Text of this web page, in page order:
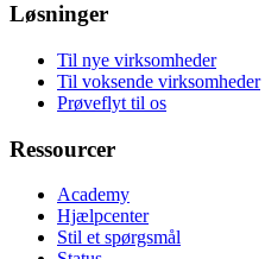
Løsninger
Til nye virksomheder
Til voksende virksomheder
Prøveflyt til os
Ressourcer
Academy
Hjælpcenter
Stil et spørgsmål